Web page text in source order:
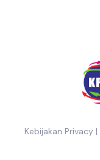
Kebijakan Privacy|